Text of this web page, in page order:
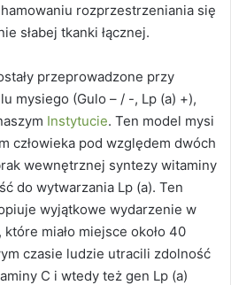
rozprzestrzeniania się
słabej tkanki łącznej.
przeprowadzone przy
mysiego (Gulo – / -, Lp (a) +),
Instytucie. Ten model mysi
człowieka pod względem dwóch
wewnętrznej syntezy witaminy
do wytwarzania Lp (a). Ten
wyjątkowe wydarzenie w
miało miejsce około 40
czasie ludzie utracili zdolność
C i wtedy też gen Lp (a)